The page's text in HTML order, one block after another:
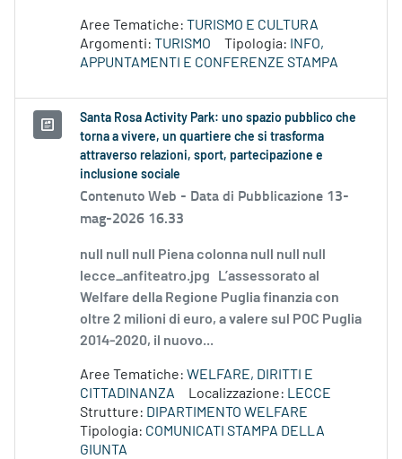
Aree Tematiche: TURISMO E CULTURA
Argomenti: TURISMO Tipologia:
INFO,
APPUNTAMENTI E CONFERENZE STAMPA
Santa Rosa Activity Park: uno spazio pubblico che
torna a vivere, un quartiere che si trasforma
attraverso relazioni, sport, partecipazione e
inclusione sociale
Contenuto Web - Data di Pubblicazione 13-
mag-2026 16.33
null null null Piena colonna null null null
lecce_anfiteatro.jpg L’assessorato al
Welfare della Regione Puglia finanzia con
oltre 2 milioni di euro, a valere sul POC Puglia
2014-2020, il nuovo...
Aree Tematiche: WELFARE, DIRITTI E
CITTADINANZA
Localizzazione: LECCE
Strutture: DIPARTIMENTO WELFARE
Tipologia: COMUNICATI STAMPA DELLA
GIUNTA